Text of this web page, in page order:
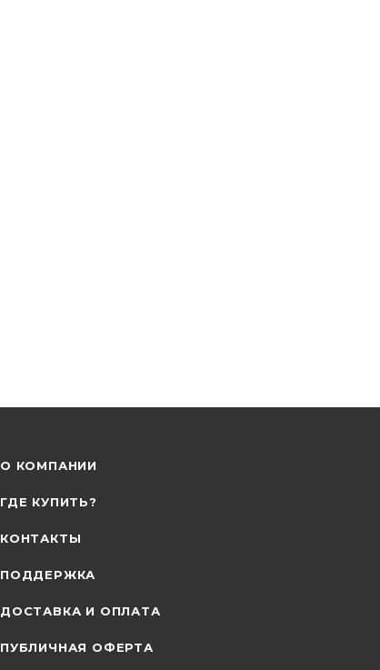
О КОМПАНИИ
ГДЕ КУПИТЬ?
КОНТАКТЫ
ПОДДЕРЖКА
ДОСТАВКА И ОПЛАТА
ПУБЛИЧНАЯ ОФЕРТА